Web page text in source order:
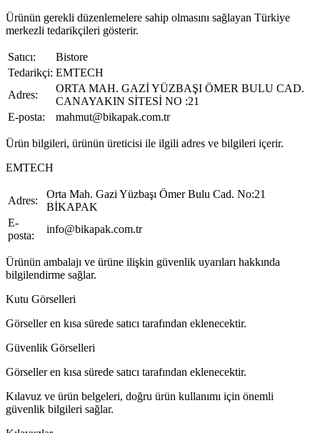
Ürünün gerekli düzenlemelere sahip olmasını sağlayan Türkiye
merkezli tedarikçileri gösterir.
Satıcı:
Bistore
Tedarikçi: EMTECH
Adres:
ORTA MAH. GAZİ YÜZBAŞI ÖMER BULU CAD.
CANAYAKIN SİTESİ NO :21
E-posta:
mahmut@bikapak.com.tr
Ürün bilgileri, ürünün üreticisi ile ilgili adres ve bilgileri içerir.
EMTECH
Adres:
Orta Mah. Gazi Yüzbaşı Ömer Bulu Cad. No:21
BİKAPAK
E-
posta:
info@bikapak.com.tr
Ürünün ambalajı ve ürüne ilişkin güvenlik uyarıları hakkında
bilgilendirme sağlar.
Kutu Görselleri
Görseller en kısa sürede satıcı tarafından eklenecektir.
Güvenlik Görselleri
Görseller en kısa sürede satıcı tarafından eklenecektir.
Kılavuz ve ürün belgeleri, doğru ürün kullanımı için önemli
güvenlik bilgileri sağlar.